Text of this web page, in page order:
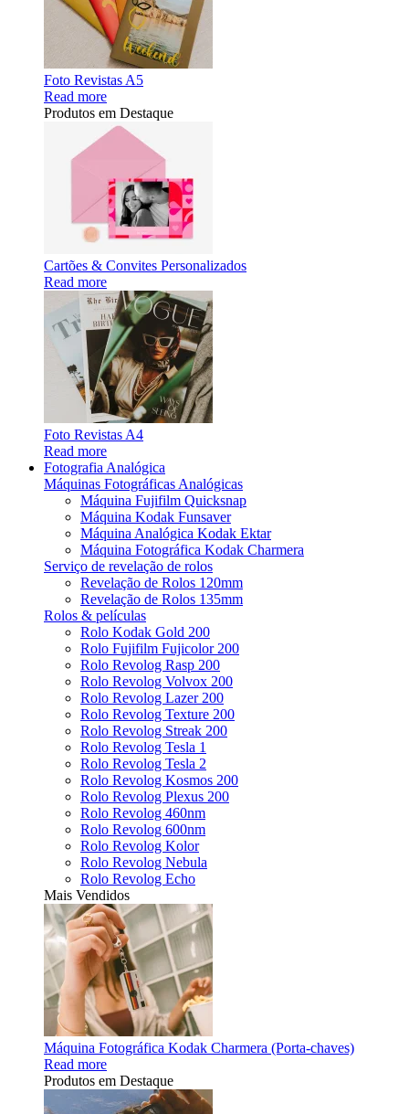
Foto Revistas A5
Read more
Produtos em Destaque
Cartões & Convites Personalizados
Read more
Foto Revistas A4
Read more
Fotografia Analógica
Máquinas Fotográficas Analógicas
Máquina Fujifilm Quicksnap
Máquina Kodak Funsaver
Máquina Analógica Kodak Ektar
Máquina Fotográfica Kodak Charmera
Serviço de revelação de rolos
Revelação de Rolos 120mm
Revelação de Rolos 135mm
Rolos & películas
Rolo Kodak Gold 200
Rolo Fujifilm Fujicolor 200
Rolo Revolog Rasp 200
Rolo Revolog Volvox 200
Rolo Revolog Lazer 200
Rolo Revolog Texture 200
Rolo Revolog Streak 200
Rolo Revolog Tesla 1
Rolo Revolog Tesla 2
Rolo Revolog Kosmos 200
Rolo Revolog Plexus 200
Rolo Revolog 460nm
Rolo Revolog 600nm
Rolo Revolog Kolor
Rolo Revolog Nebula
Rolo Revolog Echo
Mais Vendidos
Máquina Fotográfica Kodak Charmera (Porta-chaves)
Read more
Produtos em Destaque